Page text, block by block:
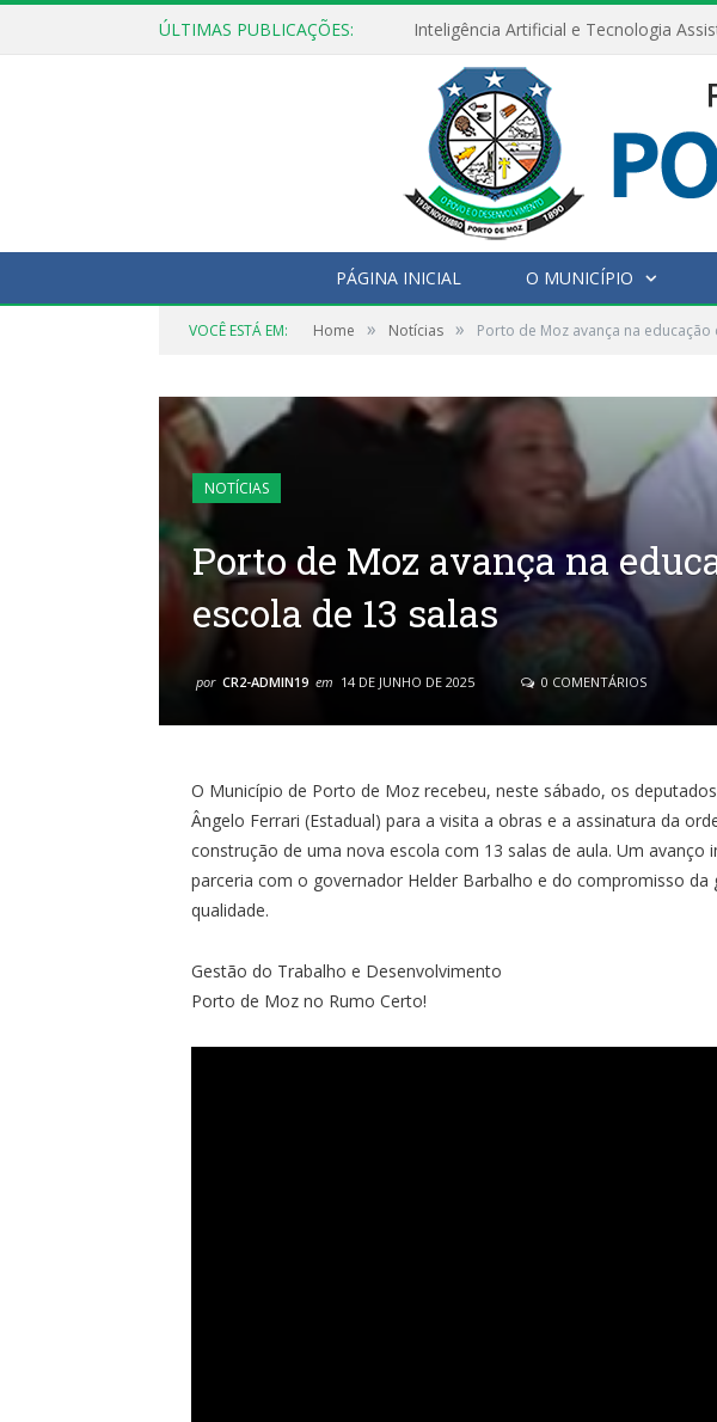
ÚLTIMAS PUBLICAÇÕES:
PÁGINA INICIAL O MUNICÍPIO
VOCÊ ESTÁ EM: Home » Notícias » Porto de Moz avança na
NOTÍCIAS
Porto de Moz avança na
escola de 13 salas
por CR2-ADMIN19 em 14 DE JUNHO DE 2025 0 COMENTÁRIOS
O Município de Porto de Moz recebeu, neste sábado, os
Ângelo Ferrari (Estadual) para a visita a obras e a assinatura da
construção de uma nova escola com 13 salas de aula. Um avanço
parceria com o governador Helder Barbalho e do compromisso da
qualidade.
Gestão do Trabalho e Desenvolvimento
Porto de Moz no Rumo Certo!